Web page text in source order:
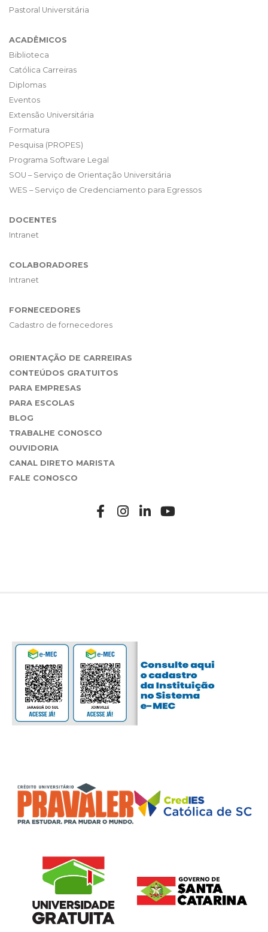
Pastoral Universitária
ACADÊMICOS
Biblioteca
Católica Carreiras
Diplomas
Eventos
Extensão Universitária
Formatura
Pesquisa (PROPES)
Programa Software Legal
SOU – Serviço de Orientação Universitária
WES – Serviço de Credenciamento para Egressos
DOCENTES
Intranet
COLABORADORES
Intranet
FORNECEDORES
Cadastro de fornecedores
ORIENTAÇÃO DE CARREIRAS
CONTEÚDOS GRATUITOS
PARA EMPRESAS
PARA ESCOLAS
BLOG
TRABALHE CONOSCO
OUVIDORIA
CANAL DIRETO MARISTA
FALE CONOSCO